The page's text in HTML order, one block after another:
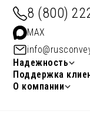
8 (800)
MAX
Надежность
Поддержка
О компании